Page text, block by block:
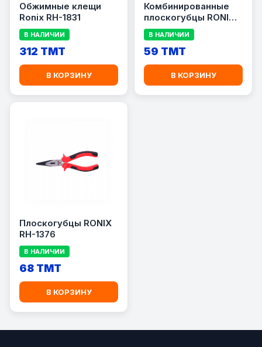
Обжимные клещи
Ronix RH-1831
В НАЛИЧИИ
312 TMT
В КОРЗИНУ
Комбинированные
плоскогубцы RONIX
RH-1104
В НАЛИЧИИ
59 TMT
В КОРЗИНУ
Плоскогубцы RONIX
RH-1376
В НАЛИЧИИ
68 TMT
В КОРЗИНУ